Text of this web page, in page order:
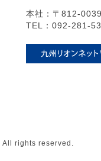
本社：〒812-
TEL：092-281-
All rights reserved.